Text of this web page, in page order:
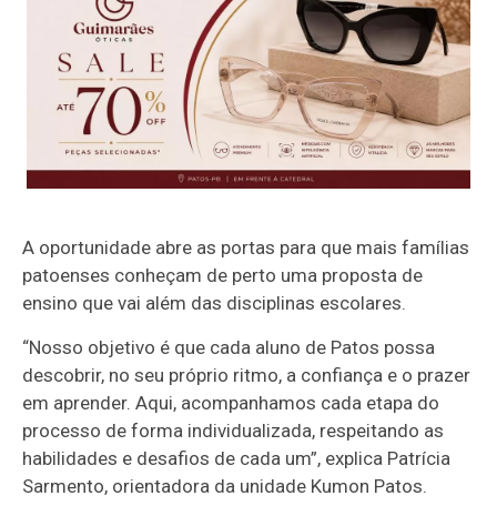
A oportunidade abre as portas para que mais famílias
patoenses conheçam de perto uma proposta de
ensino que vai além das disciplinas escolares.
“Nosso objetivo é que cada aluno de Patos possa
descobrir, no seu próprio ritmo, a confiança e o prazer
em aprender. Aqui, acompanhamos cada etapa do
processo de forma individualizada, respeitando as
habilidades e desafios de cada um”, explica Patrícia
Sarmento, orientadora da unidade Kumon Patos.